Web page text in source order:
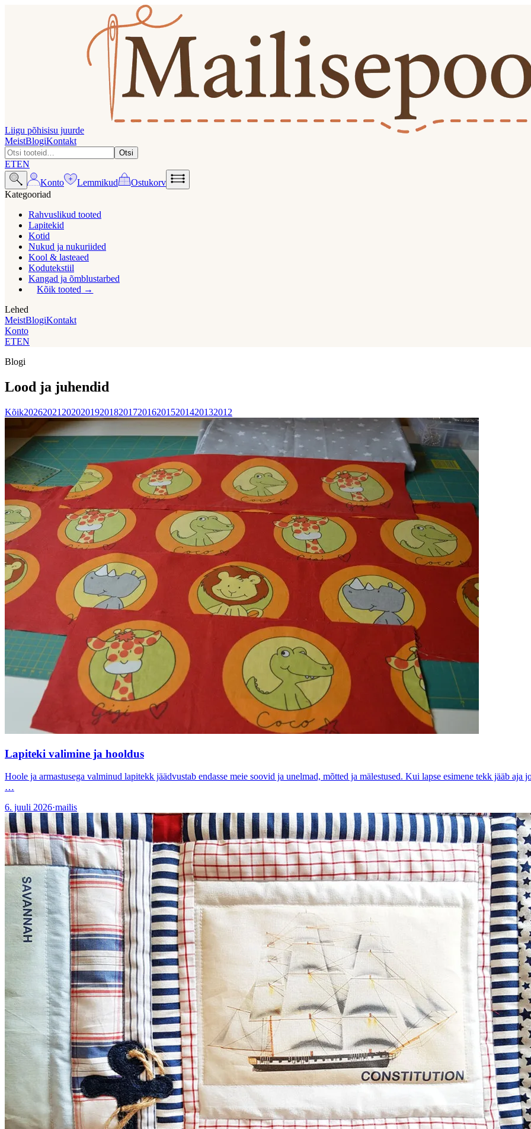
Liigu põhisisu juurde
MeistBlogiKontakt
Otsi
ETEN
Konto
Lemmikud
Ostukorv
Kategooriad
Rahvuslikud tooted
Lapitekid
Kotid
Nukud ja nukuriided
Kool & lasteaed
Kodutekstiil
Kangad ja õmblustarbed
Kõik tooted
Lehed
MeistBlogiKontakt
Konto
ETEN
Blogi
Lood ja juhendid
Kõik20262021 202020192018201720162015201420132012
Lapiteki valimine ja hooldus
Hoole ja armastusega valminud lapitekk jäädvustab endasse meie soovid ja unelmad, mõtted ja mälestused. Kui lapse esimene tekk jääb aja
…
6. juuli 2026·mailis